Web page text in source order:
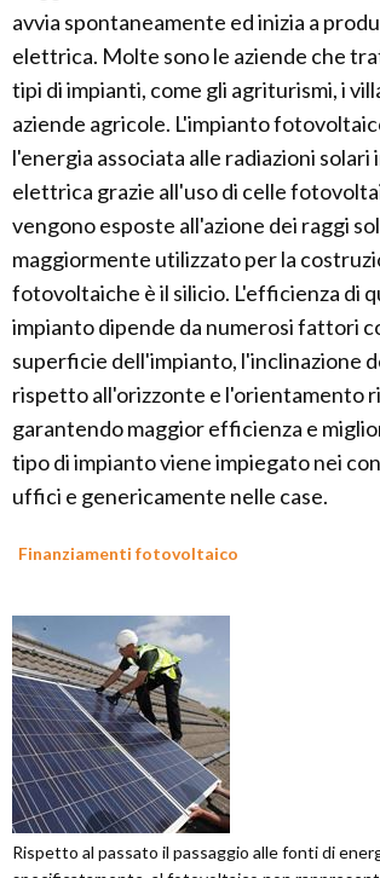
avvia spontaneamente ed inizia a
elettrica. Molte sono le aziende che
tipi di impianti, come gli agriturismi, i
aziende agricole. L'impianto
l'energia associata alle radiazioni solari
elettrica grazie all'uso di celle
vengono esposte all'azione dei raggi
maggiormente utilizzato per la
fotovoltaiche è il silicio. L'efficienza di
impianto dipende da numerosi fattori
superficie dell'impianto, l'inclinazione
rispetto all'orizzonte e l'orientamento
garantendo maggior efficienza e
tipo di impianto viene impiegato nei
uffici e genericamente nelle case.
Finanziamenti fotovoltaico
Rispetto al passato il passaggio alle fonti di